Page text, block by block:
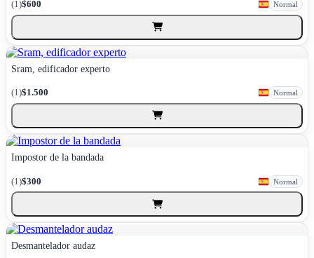
(1)$600 Normal
Sram, edificador experto
(1)$1.500 Normal
Impostor de la bandada
(1)$300 Normal
Desmantelador audaz